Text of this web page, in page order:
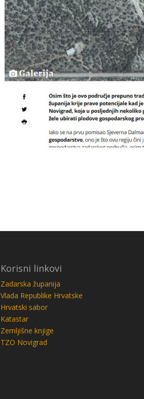
Korisni linkovi
Zadarska županija
Vlada Republike Hrvatske
Hrvatski sabor
Katastar
Zemljišne knjige
TZO Novigrad